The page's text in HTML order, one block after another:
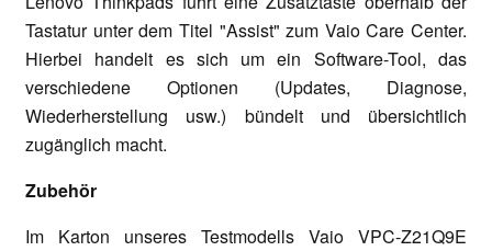
Tastatur unter dem Titel "Assist" zum Vaio Care Center.
Hierbei handelt es sich um ein Software-Tool, das
verschiedene Optionen (Updates, Diagnose,
Wiederherstellung usw.) bündelt und übersichtlich
zugänglich macht.
Zubehör
Im Karton unseres Testmodells Vaio VPC-Z21Q9E